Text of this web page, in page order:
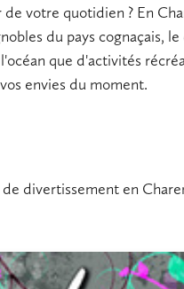
votre quotidien ? En
du pays cognaçais,
que d'activités
envies du moment.
divertissement en